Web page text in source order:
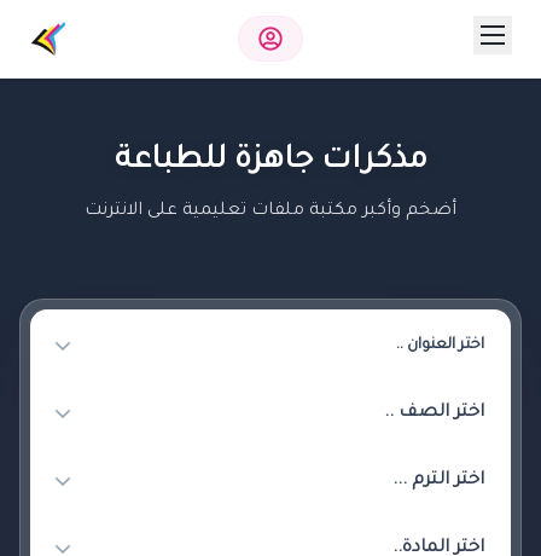
مذكرات جاهزة للطباعة
أضخم وأكبر مكتبة ملفات تعليمية على الانترنت